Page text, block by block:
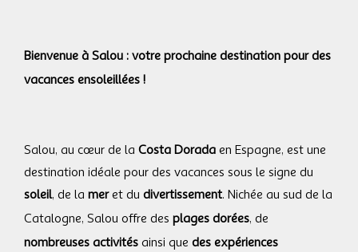
Bienvenue à Salou : votre prochaine destination pour des
vacances ensoleillées !
Salou, au cœur de la Costa Dorada en Espagne, est une
destination idéale pour des vacances sous le signe du
soleil, de la meret du divertissement. Nichée au sud de la
Catalogne, Salou offre des plages dorées, de
nombreuses activités ainsi que des expériences